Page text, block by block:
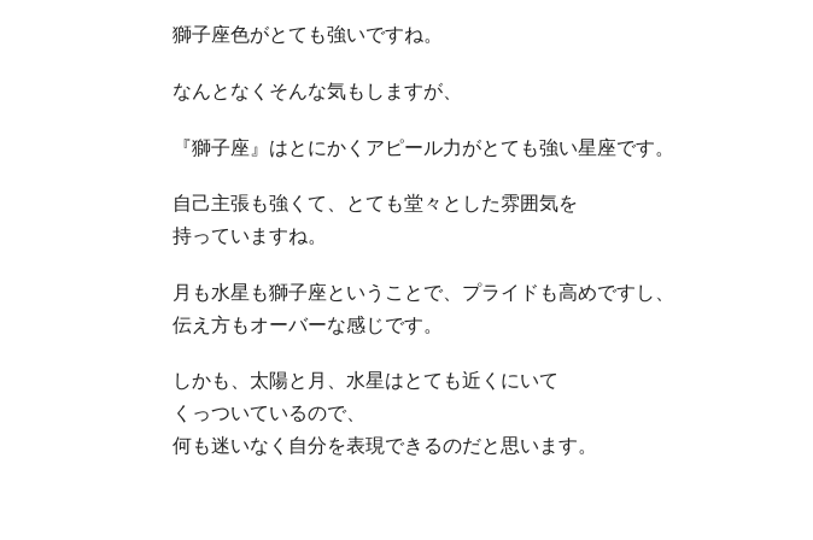
獅子座色がとても強いですね。
なんとなくそんな気もしますが、
『獅子座』はとにかくアピール力がとても強い星座です。
自己主張も強くて、とても堂々とした雰囲気を
持っていますね。
月も水星も獅子座ということで、プライドも高めですし、
伝え方もオーバーな感じです。
しかも、太陽と月、水星はとても近くにいて
くっついているので、
何も迷いなく自分を表現できるのだと思います。